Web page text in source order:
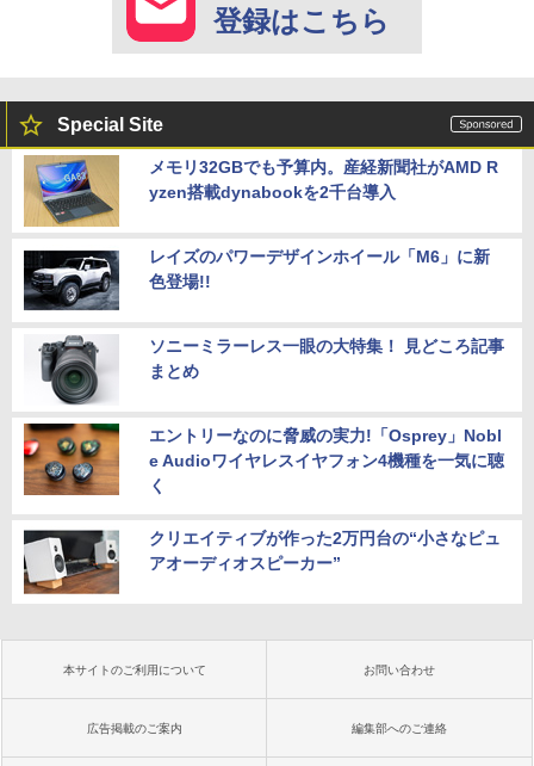
登録はこちら
Special Site
メモリ32GBでも予算内。産経新聞社がAMD R
yzen搭載dynabookを2千台導入
レイズのパワーデザインホイール「M6」に新
色登場!!
ソニーミラーレス一眼の大特集！ 見どころ記事
まとめ
エントリーなのに脅威の実力!「Osprey」Nobl
e Audioワイヤレスイヤフォン4機種を一気に聴
く
クリエイティブが作った2万円台の“小さなピュ
アオーディオスピーカー”
本サイトのご利用について お問い合わせ
広告掲載のご案内 編集部へのご連絡